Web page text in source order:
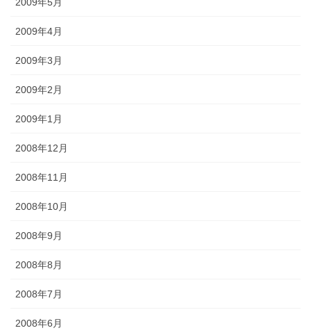
2009年5月
2009年4月
2009年3月
2009年2月
2009年1月
2008年12月
2008年11月
2008年10月
2008年9月
2008年8月
2008年7月
2008年6月